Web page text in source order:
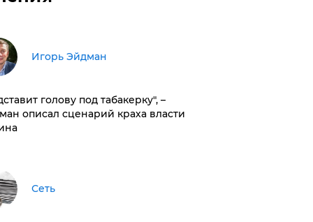
Игорь Эйдман
голову под табакерку", –
описал сценарий краха власти
Сеть